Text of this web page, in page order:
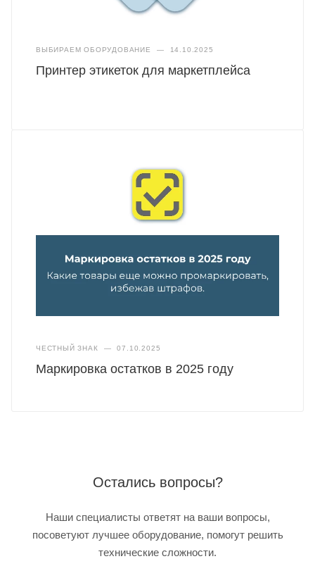
ВЫБИРАЕМ ОБОРУДОВАНИЕ — 14.10.2025
Принтер этикеток для маркетплейса
ЧЕСТНЫЙ ЗНАК — 07.10.2025
Маркировка остатков в 2025 году
Остались вопросы?
Наши специалисты ответят на ваши вопросы,
посоветуют лучшее оборудование, помогут решить
технические сложности.